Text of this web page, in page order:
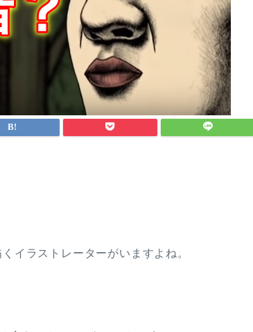
イラストレーターがいますよね。